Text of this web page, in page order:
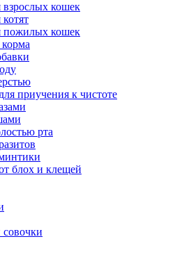
взрослых кошек
пожилых кошек
приучения к чистоте
рта
блох и клещей